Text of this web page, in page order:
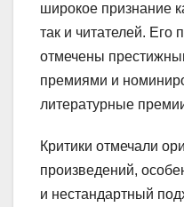
широкое признание
так и читателей. Его
отмечены
премиями и
литературные
Критики отмечали
произведений,
и нестандартный